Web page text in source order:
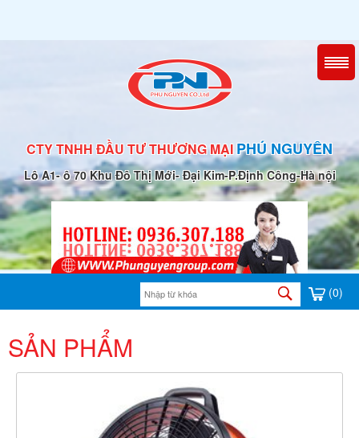
CTY TNHH ĐẦU TƯ THƯƠNG MẠIPHÚ NGUYÊN
Lô A1- ô 70 Khu Đô Thị Mới- Đại Kim-P.Định Công-Hà nội
(0)
SẢN PHẨM